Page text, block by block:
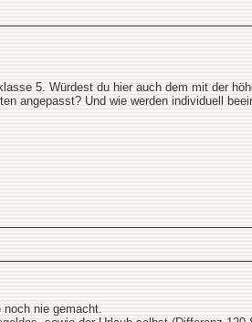
5. Würdest du hier auch dem mit der
angepasst? Und wie werden individuell
nie gemacht.